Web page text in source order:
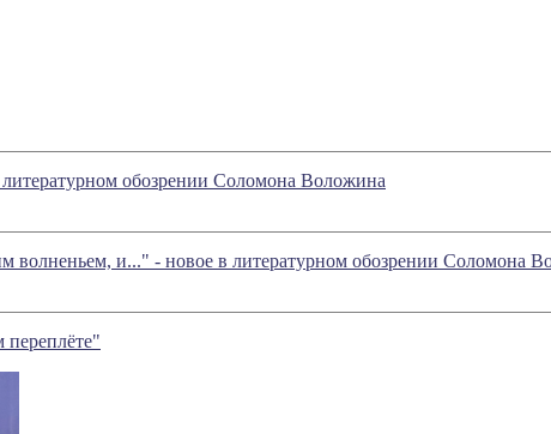
обозрении Соломона Воложина
волненьем, и..." - новое в литературном обозрении Соломона